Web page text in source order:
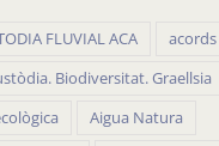
FLUVIAL ACA
Biodiversitat. Graellsia
Aigua Natura